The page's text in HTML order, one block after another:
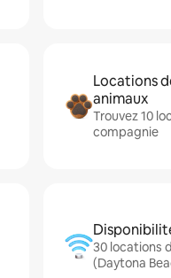
Locations
animaux
Trouvez 10
compagnie
30 locations
(Daytona